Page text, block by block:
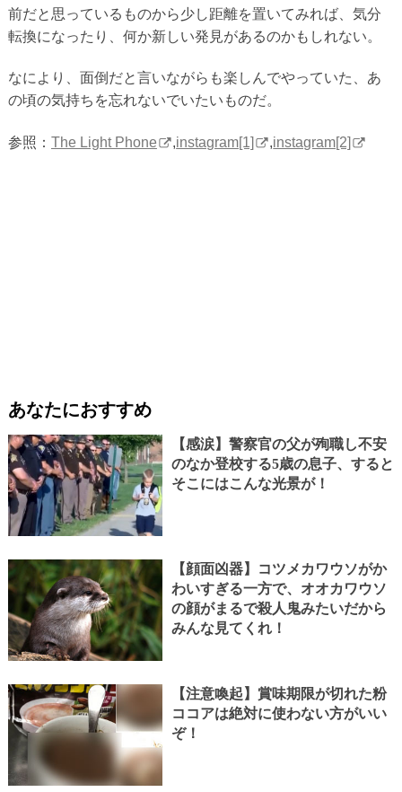
前だと思っているものから少し距離を置いてみれば、気分
転換になったり、何か新しい発見があるのかもしれない。
なにより、面倒だと言いながらも楽しんでやっていた、あ
の頃の気持ちを忘れないでいたいものだ。
参照： The Light Phone ,instagram[1] ,instagram[2]
あなたにおすすめ
【感涙】警察官の父が殉職し不安
のなか登校する5歳の息子、すると
そこにはこんな光景が！
【顔面凶器】コツメカワウソがか
わいすぎる一方で、オオカワウソ
の顔がまるで殺人鬼みたいだから
みんな見てくれ！
【注意喚起】賞味期限が切れた粉
ココアは絶対に使わない方がいい
ぞ！